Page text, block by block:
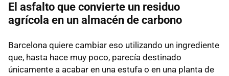
El asfalto que convierte un residuo
agrícola en un almacén de carbono
Barcelona quiere cambiar eso utilizando un ingrediente
que, hasta hace muy poco, parecía destinado
únicamente a acabar en una estufa o en una planta de